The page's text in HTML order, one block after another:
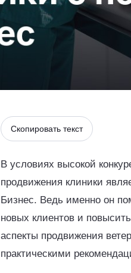
Скопировать текст
В условиях высокой
продвижения клиники
Бизнес. Ведь именно он
новых клиентов и
аспекты продвижения
практическими